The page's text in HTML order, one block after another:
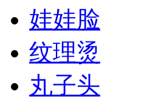
娃娃脸
纹理烫
丸子头